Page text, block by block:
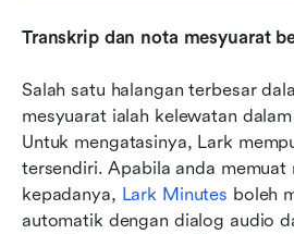
Transkrip dan nota mesyuarat
Salah satu halangan terbesar
mesyuarat ialah kelewatan
Untuk mengatasinya, Lark
tersendiri. Apabila anda memuat
kepadanya, Lark Minutes boleh
automatik dengan dialog audio